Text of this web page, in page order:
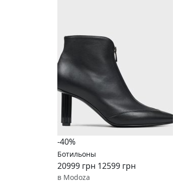
-40%
Ботильоны
20999 грн 12599 грн
в Modoza